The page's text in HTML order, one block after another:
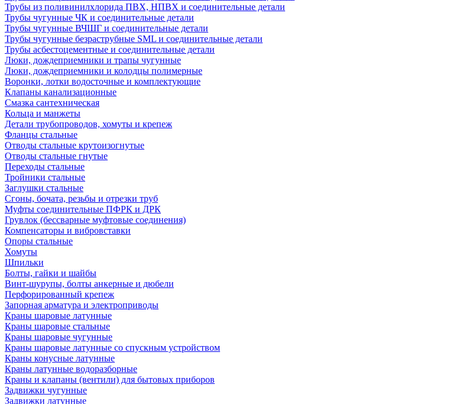
Трубы из поливинилхлорида ПВХ, НПВХ и соединительные детали
Трубы чугунные ЧК и соединительные детали
Трубы чугунные ВЧШГ и соединительные детали
Трубы чугунные безраструбные SML и соединительные детали
Трубы асбестоцементные и соединительные детали
Люки, дождеприемники и трапы чугунные
Люки, дождеприемники и колодцы полимерные
Воронки, лотки водосточные и комплектующие
Клапаны канализационные
Смазка сантехническая
Кольца и манжеты
Детали трубопроводов, хомуты и крепеж
Фланцы стальные
Отводы стальные крутоизогнутые
Отводы стальные гнутые
Переходы стальные
Тройники стальные
Заглушки стальные
Сгоны, бочата, резьбы и отрезки труб
Муфты соединительные ПФРК и ДРК
Грувлок (бессварные муфтовые соединения)
Компенсаторы и вибровставки
Опоры стальные
Хомуты
Шпильки
Болты, гайки и шайбы
Винт-шурупы, болты анкерные и дюбели
Перфорированный крепеж
Запорная арматура и электроприводы
Краны шаровые латунные
Краны шаровые стальные
Краны шаровые чугунные
Краны шаровые латунные со спускным устройством
Краны конусные латунные
Краны латунные водоразборные
Краны и клапаны (вентили) для бытовых приборов
Задвижки чугунные
Задвижки латунные